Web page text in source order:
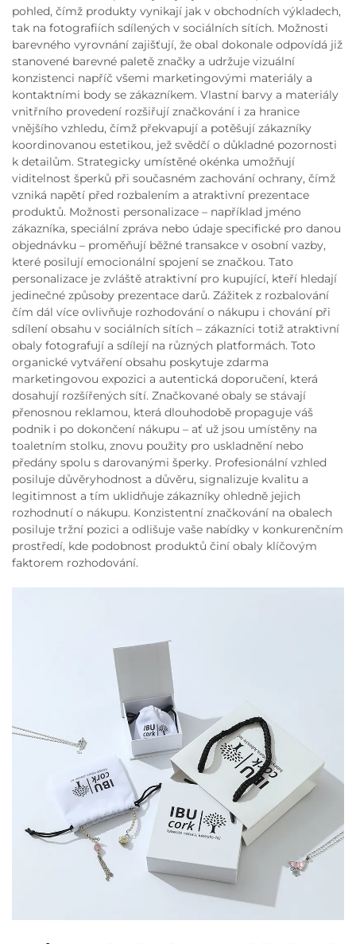
pohled, čímž produkty vynikají jak v obchodních výkladech,
tak na fotografiích sdílených v sociálních sítích. Možnosti
barevného vyrovnání zajišťují, že obal dokonale odpovídá již
stanovené barevné paletě značky a udržuje vizuální
konzistenci napříč všemi marketingovými materiály a
kontaktními body se zákazníkem. Vlastní barvy a materiály
vnitřního provedení rozšiřují značkování i za hranice
vnějšího vzhledu, čímž překvapují a potěšují zákazníky
koordinovanou estetikou, jež svědčí o důkladné pozornosti
k detailům. Strategicky umístěné okénka umožňují
viditelnost šperků při současném zachování ochrany, čímž
vzniká napětí před rozbalením a atraktivní prezentace
produktů. Možnosti personalizace – například jméno
zákazníka, speciální zpráva nebo údaje specifické pro danou
objednávku – proměňují běžné transakce v osobní vazby,
které posilují emocionální spojení se značkou. Tato
personalizace je zvláště atraktivní pro kupující, kteří hledají
jedinečné způsoby prezentace darů. Zážitek z rozbalování
čím dál více ovlivňuje rozhodování o nákupu i chování při
sdílení obsahu v sociálních sítích – zákazníci totiž atraktivní
obaly fotografují a sdílejí na různých platformách. Toto
organické vytváření obsahu poskytuje zdarma
marketingovou expozici a autentická doporučení, která
dosahují rozšířených sítí. Značkované obaly se stávají
přenosnou reklamou, která dlouhodobě propaguje váš
podnik i po dokončení nákupu – ať už jsou umístěny na
toaletním stolku, znovu použity pro uskladnění nebo
předány spolu s darovanými šperky. Profesionální vzhled
posiluje důvěryhodnost a důvěru, signalizuje kvalitu a
legitimnost a tím uklidňuje zákazníky ohledně jejich
rozhodnutí o nákupu. Konzistentní značkování na obalech
posiluje tržní pozici a odlišuje vaše nabídky v konkurenčním
prostředí, kde podobnost produktů činí obaly klíčovým
faktorem rozhodování.